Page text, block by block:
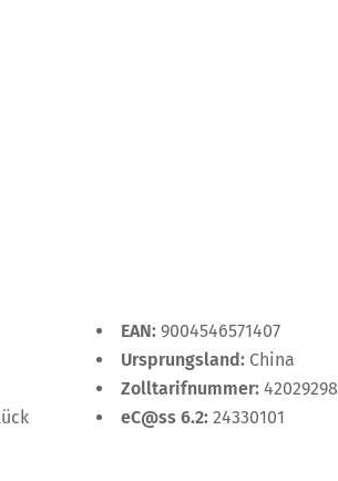
EAN: 9004546571407
Ursprungsland: China
Zolltarifnummer: 42029298
eC@ss 6.2: 24330101